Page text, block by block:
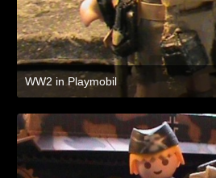
WW2 in Playmobil
8. Juli 2021 um 19:47